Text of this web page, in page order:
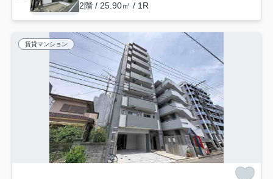
2階 / 25.90㎡ / 1R
賃貸マンション